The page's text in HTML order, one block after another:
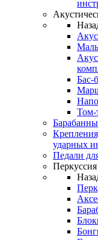
Бас-
ударных
Педали
Перкуссия